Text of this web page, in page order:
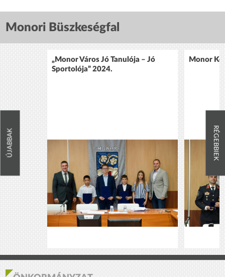
Monori Büszkeségfal
ÚJABBAK
„Monor Város Jó Tanulója – Jó
Sportolója” 2024.
Monor
RÉGEBBIEK